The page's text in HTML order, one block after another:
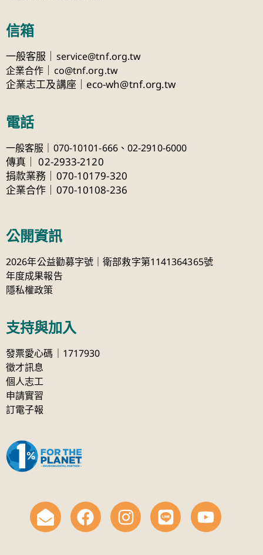
信箱
一般客服｜ service@tnf.org.tw
企業合作
co@tnf.org.tw
企業志工及講座｜eco-wh@tnf.org.tw
電話
一般客服｜070-10101-666、 02-2910-6000
傳真
02-2933-2120
捐款業務｜070-10179-320
企業合作｜070-10108-236
公開資訊
2026年公益勸募字號｜衛部救字第1141364365號
年度成果報告
隱私權政策
支持與加入
發票愛心碼｜1717930
徵才訊息
個人志工
申請實習
訂電子報